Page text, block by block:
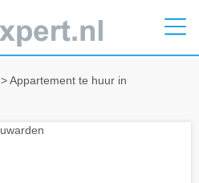
> Appartement te huur in